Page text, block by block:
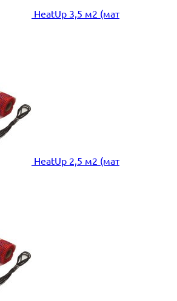
HeatUp 3,5 м2 (мат
HeatUp 2,5 м2 (мат